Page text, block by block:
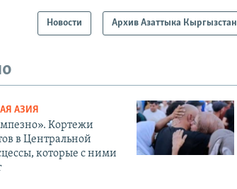
Новости Архив Азаттыка Кыргызстан
АЗИЯ
Кортежи
в Центральной
которые с ними